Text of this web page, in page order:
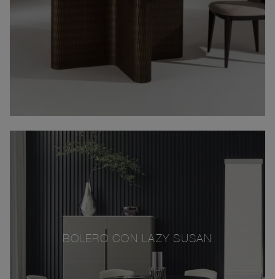
BOLERO CON LAZY SUSAN